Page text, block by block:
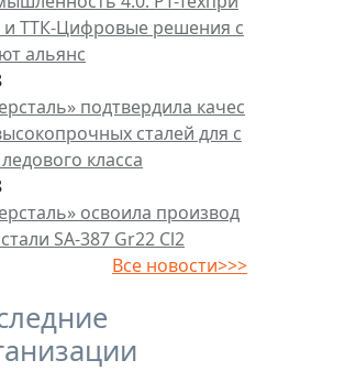
и ТТК-Цифровые решения с
альянс
подтвердила качес
сталей для с
класса
освоила производ
SA-387 Gr22 Cl2
Все новости>>>